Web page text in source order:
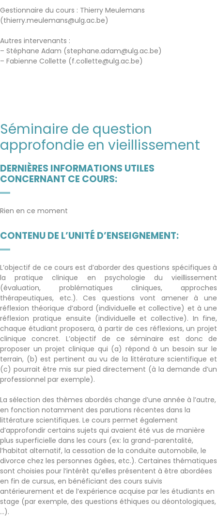
Gestionnaire du cours : Thierry Meulemans
(thierry.meulemans@ulg.ac.be)
Autres intervenants :
– Stéphane Adam (stephane.adam@ulg.ac.be)
– Fabienne Collette (f.collette@ulg.ac.be)
Séminaire de question
approfondie en vieillissement
DERNIÈRES INFORMATIONS UTILES
CONCERNANT CE COURS:
Rien en ce moment
CONTENU DE L’UNITÉ D’ENSEIGNEMENT:
L’objectif de ce cours est d’aborder des questions spécifiques à
la pratique clinique en psychologie du vieillissement
(évaluation, problématiques cliniques, approches
thérapeutiques, etc.). Ces questions vont amener à une
réflexion théorique d’abord (individuelle et collective) et à une
réflexion pratique ensuite (individuelle et collective). In fine,
chaque étudiant proposera, à partir de ces réflexions, un projet
clinique concret. L’objectif de ce séminaire est donc de
proposer un projet clinique qui (a) répond à un besoin sur le
terrain, (b) est pertinent au vu de la littérature scientifique et
(c) pourrait être mis sur pied directement (à la demande d’un
professionnel par exemple).
La sélection des thèmes abordés change d’une année à l’autre,
en fonction notamment des parutions récentes dans la
littérature scientifiques. Le cours permet également
d’approfondir certains sujets qui avaient été vus de manière
plus superficielle dans les cours (ex: la grand-parentalité,
l’habitat alternatif, la cessation de la conduite automobile, le
divorce chez les personnes âgées, etc.). Certaines thématiques
sont choisies pour l’intérêt qu’elles présentent à être abordées
en fin de cursus, en bénéficiant des cours suivis
antérieurement et de l’expérience acquise par les étudiants en
stage (par exemple, des questions éthiques ou déontologiques,
…).